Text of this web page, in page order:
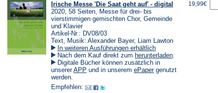
Irische Messe 'Die Saat geht auf' - digital
2020, 58 Seiten, Messe für drei- bis
vierstimmigen gemischten Chor, Gemeinde
und Klavier
Artikel-Nr.: DV08/03
Text, Musik: Alexander Bayer, Liam Lawton
In weiteren Ausführungen erhältlich
Nach dem Kauf direkt zum herunterladen(Öffnet
einem
.
Digitale Bücher können zusätzlich in
unsererAPP (Öffnet
neuen
und in unserem ePaper(Öffnet
genutzt
werden.
Empfehlen:
19,99€